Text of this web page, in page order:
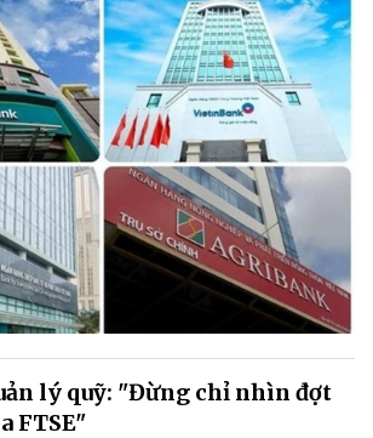
lý quỹ: "Đừng chỉ nhìn đợt
FTSE"